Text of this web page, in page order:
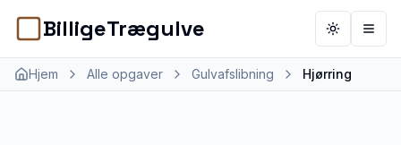
BilligeTrægulve ToggleÅbn
Hjem Alle opgaver Gulvafslibning Hjørring